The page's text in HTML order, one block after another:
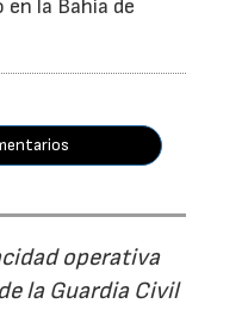
la Bahía de
operativa
la Guardia Civil